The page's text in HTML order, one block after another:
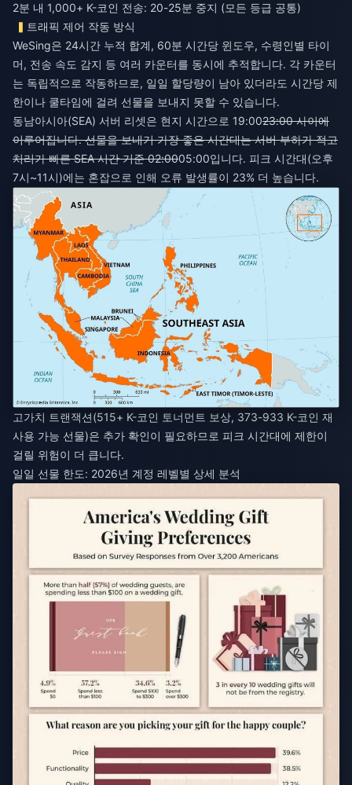
2분 내 1,000+ K-코인 전송: 20-25분 중지 (모든 등급 공통)
트래픽 제어 작동 방식
WeSing은 24시간 누적 합계, 60분 시간당 윈도우, 수령인별 타이
머, 전송 속도 감지 등 여러 카운터를 동시에 추적합니다. 각 카운터
는 독립적으로 작동하므로, 일일 할당량이 남아 있더라도 시간당 제
한이나 쿨타임에 걸려 선물을 보내지 못할 수 있습니다.
동남아시아(SEA) 서버 리셋은 현지 시간으로 19:0023:00 사이에
이루어집니다. 선물을 보내기 가장 좋은 시간대는 서버 부하가 적고
처리가 빠른 SEA 시간 기준 02:0005:00입니다. 피크 시간대(오후
7시~11시)에는 혼잡으로 인해 오류 발생률이 23% 더 높습니다.
고가치 트랜잭션(515+ K-코인 토너먼트 보상, 373-933 K-코인 재
사용 가능 선물)은 추가 확인이 필요하므로 피크 시간대에 제한이
걸릴 위험이 더 큽니다.
일일 선물 한도: 2026년 계정 레벨별 상세 분석